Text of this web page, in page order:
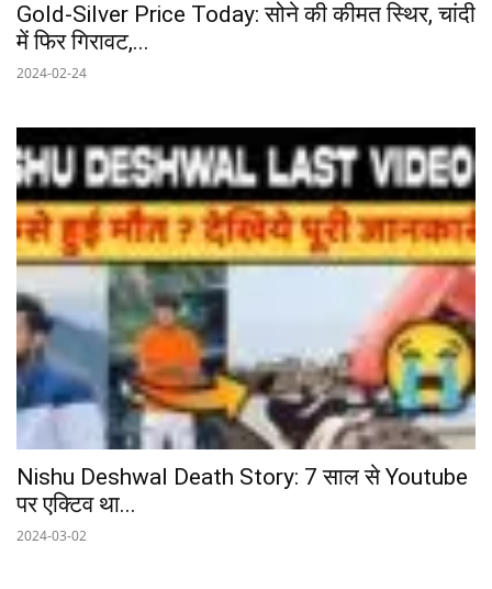
Gold-Silver Price Today: सोने की कीमत स्थिर, चांदी
में फिर गिरावट,...
2024-02-24
Nishu Deshwal Death Story: 7 साल से Youtube
पर एक्टिव था...
2024-03-02